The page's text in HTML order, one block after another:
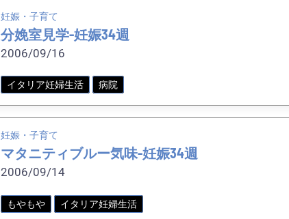
妊娠・子育て
分娩室見学-妊娠34週
2006/09/16
イタリア妊婦生活 病院
妊娠・子育て
マタニティブルー気味-妊娠34週
2006/09/14
もやもや イタリア妊婦生活